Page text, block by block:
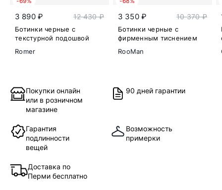
3 890 ₽ 12 430 ₽
Ботинки черные с
текстурной подошвой
Romer
3 350 ₽ 10 370 ₽
Ботинки черные с
фирменным тиснением
RooMan
Покупки онлайн
или в розничном
магазине
90 дней гарантии
Гарантия
подлинности
вещей
Возможность
примерки
Доставка по
Перми бесплатно